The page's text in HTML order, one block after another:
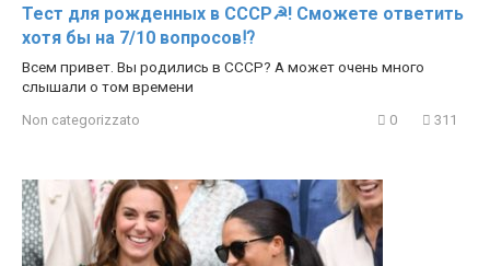
Тест для рожденных в СССР☭! Сможете ответить
хотя бы на 7/10 вопросов⁉️
Всем привет. Вы родились в СССР? А может очень много
слышали о том времени
Non categorizzato 0 311